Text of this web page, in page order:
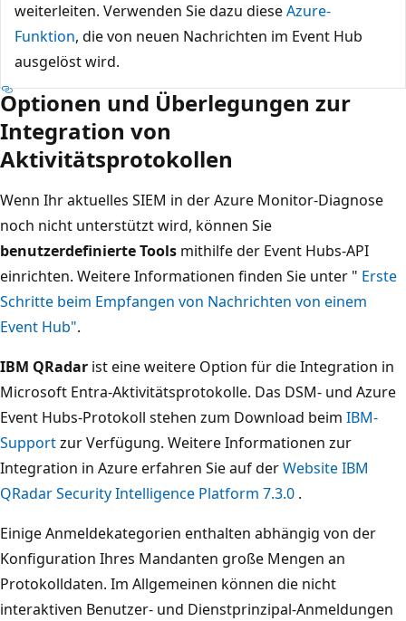
weiterleiten. Verwenden Sie dazu dieseAzure-
Funktion, die von neuen Nachrichten im Event Hub
ausgelöst wird.
Optionen und Überlegungen zur
Integration von
Aktivitätsprotokollen
Wenn Ihr aktuelles SIEM in der Azure Monitor-Diagnose
noch nicht unterstützt wird, können Sie
benutzerdefinierte Tools mithilfe der Event Hubs-API
einrichten. Weitere Informationen finden Sie unter " Erste
Schritte beim Empfangen von Nachrichten von einem
Event Hub".
IBM QRadar ist eine weitere Option für die Integration in
Microsoft Entra-Aktivitätsprotokolle. Das DSM- und Azure
Event Hubs-Protokoll stehen zum Download beim IBM-
Supportzur Verfügung. Weitere Informationen zur
Integration in Azure erfahren Sie auf derWebsite IBM
QRadar Security Intelligence Platform 7.3.0 .
Einige Anmeldekategorien enthalten abhängig von der
Konfiguration Ihres Mandanten große Mengen an
Protokolldaten. Im Allgemeinen können die nicht
interaktiven Benutzer- und Dienstprinzipal-Anmeldungen